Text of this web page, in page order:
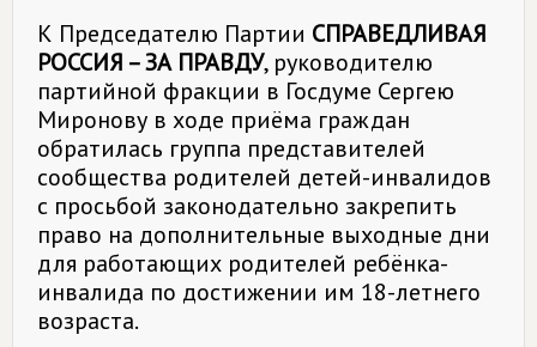
К Председателю Партии СПРАВЕДЛИВАЯ
РОССИЯ – ЗА ПРАВДУ, руководителю
партийной фракции в Госдуме Сергею
Миронову в ходе приёма граждан
обратилась группа представителей
сообщества родителей детей-инвалидов
с просьбой законодательно закрепить
право на дополнительные выходные дни
для работающих родителей ребёнка-
инвалида по достижении им 18-летнего
возраста.